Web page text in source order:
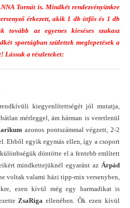
Tornát is. Mindkét rendezvényünkre
érkezett, akik 1 db ötfős és 1 db
tovább az egyenes kieséses szakasz
sportágban születtek meglepetések a
Lássuk a részleteket:
kiegyenlítettségét jól mutatja,
mérleggel, ám hárman is veretlenül
azonos pontszámmal végzett, 2-2
Ebből egyik egymás ellen, így a csoport
döntötte el a fentebb említett
mindkettejüknél egyaránt az Árpád
voltak valami házi tipp-mix versenyben,
ezen kívül még egy harmadikat is
ZsaRiga ellenében. Ők ezen kívül